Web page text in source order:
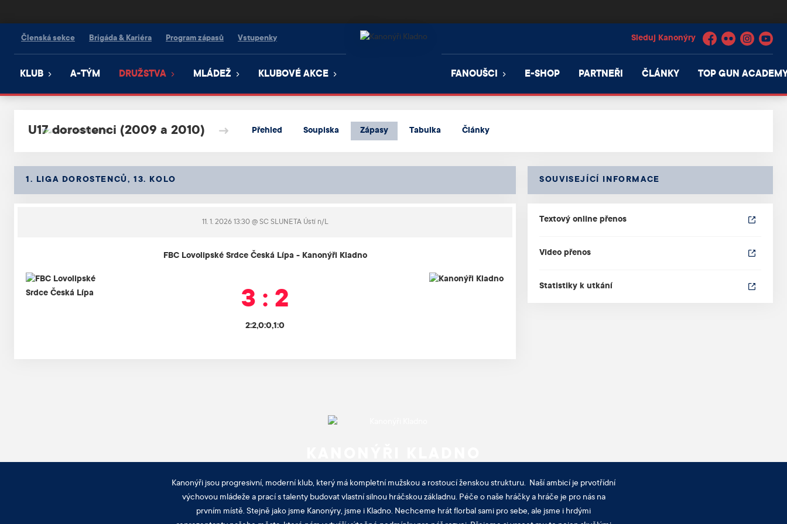
Členská sekce Brigáda & Kariéra Program zápasů Vstupenky
Facebook
Flickr InstagramYouTube
KLUB A-TÝM DRUŽSTVA MLÁDEŽ KLUBOVÉ AKCE FANOUŠCI E-SHOP PARTNEŘI ČLÁNKY TOP GUN
U17 dorostenci (2009 a 2010) Přehled Soupiska Zápasy Tabulka Články
1. LIGA DOROSTENCŮ, 13. KOLO
11. 1. 2026 13:30@ SC SLUNETA Ústí n/L
FBC Lovolipské Srdce Česká Lípa - Kanonýři Kladno
3 : 2
2:2,0:0,1:0
SOUVISEJÍCÍ INFORMACE
Textový online přenos
Video přenos
Statistiky k utkání
Kanonýři jsou progresivní, moderní klub, který má kompletní mužskou a rostoucí ženskou strukturu. Naší ambicí je prvotřídní
výchovou mládeže a prací s talenty budovat vlastní silnou hráčskou základnu. Péče o naše hráčky a hráče je pro nás na
prvním místě. Stejně jako jsme Kanonýry, jsme i Kladno. Nechceme hrát florbal sami pro sebe, ale jsme i hrdými